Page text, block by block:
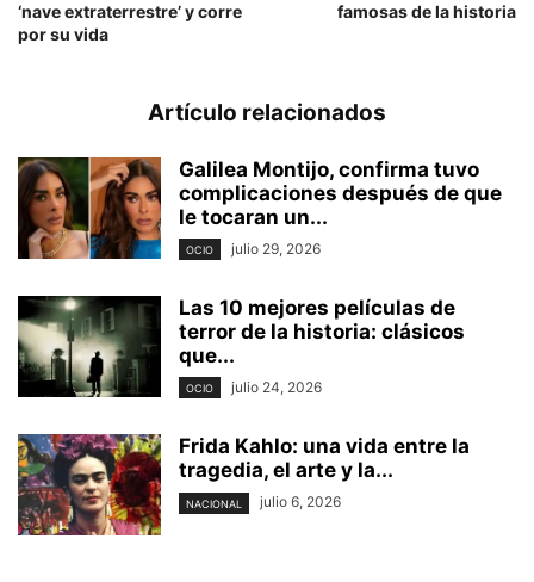
‘nave extraterrestre’ y corre
por su vida
famosas de la historia
Artículo relacionados
Galilea Montijo, confirma tuvo
complicaciones después de que
le tocaran un...
OCIO julio 29, 2026
Las 10 mejores películas de
terror de la historia: clásicos
que...
OCIO julio 24, 2026
Frida Kahlo: una vida entre la
tragedia, el arte y la...
NACIONAL julio 6, 2026